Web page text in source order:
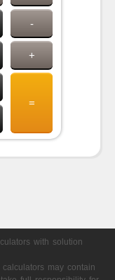
-
+
=
with solution
may contain